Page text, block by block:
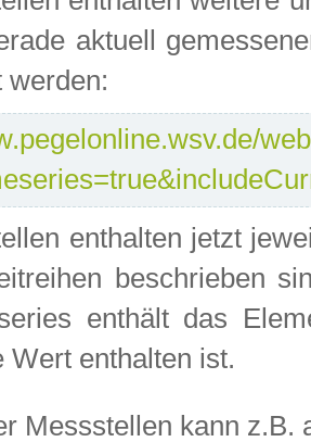
aktuell
werden:
enthalten jetzt
beschrieben
enthält das
Wert enthalten ist.
Messstellen kann